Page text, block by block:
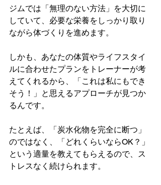
ジムでは「無理のない方法」を大切に
していて、必要な栄養をしっかり取り
ながら体づくりを進めます。
しかも、あなたの体質やライフスタイ
ルに合わせたプランをトレーナーが考
えてくれるから、「これは私にもでき
そう！」と思えるアプローチが見つか
るんです。
たとえば、「炭水化物を完全に断つ」
のではなく、「どれくらいならOK？」
という適量を教えてもらえるので、ス
トレスなく続けられます。